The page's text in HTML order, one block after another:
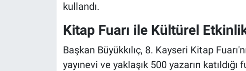
kullandı.
Kitap Fuarı ile Kültürel
Başkan Büyükkılıç, 8. Kayseri Kitap
yayınevi ve yaklaşık 500 yazarın